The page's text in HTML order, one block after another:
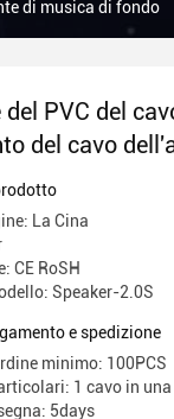
di musica di fondo
PVC del
del cavo
La Cina
CE RoSH
Speaker-2.0S
e spedizione
minimo: 100PCS
1 cavo in
5days